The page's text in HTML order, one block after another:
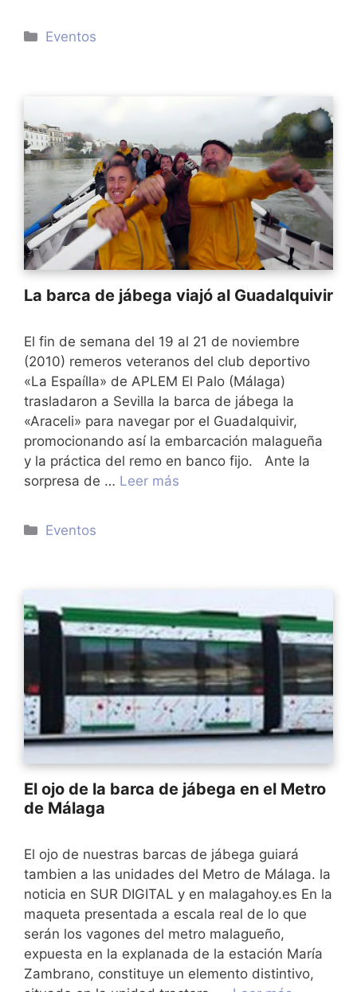
Categorías
Eventos
La barca de jábega viajó al Guadalquivir
El fin de semana del 19 al 21 de noviembre
(2010) remeros veteranos del club deportivo
«La Espaílla» de APLEM El Palo (Málaga)
trasladaron a Sevilla la barca de jábega la
«Araceli» para navegar por el Guadalquivir,
promocionando así la embarcación malagueña
y la práctica del remo en banco fijo. Ante la
sorpresa de … Leer más
Categorías
Eventos
El ojo de la barca de jábega en el Metro
de Málaga
El ojo de nuestras barcas de jábega guiará
tambien a las unidades del Metro de Málaga. la
noticia en SUR DIGITAL y en malagahoy.es En la
maqueta presentada a escala real de lo que
serán los vagones del metro malagueño,
expuesta en la explanada de la estación María
Zambrano, constituye un elemento distintivo,